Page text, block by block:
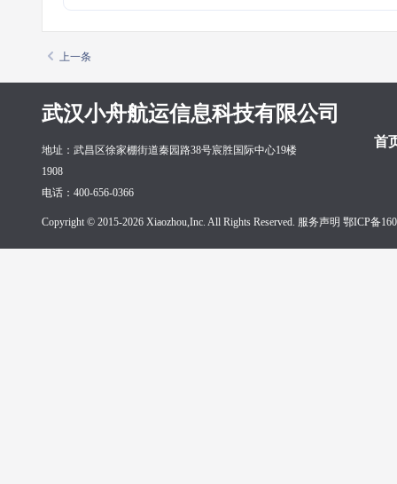
上一条
武汉小舟航运信息科技有限公司
首
地址：武昌区徐家棚街道秦园路38号宸胜国际中心19楼
1908
电话：400-656-0366
Copyright © 2015-2026 Xiaozhou,Inc. All Rights Reserved. 服务声明 鄂ICP备